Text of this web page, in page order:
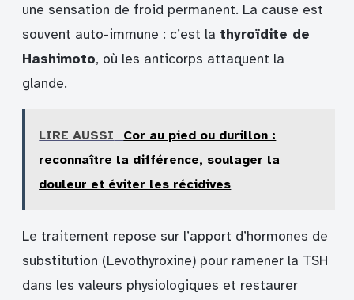
une sensation de froid permanent. La cause est
souvent auto-immune : c’est la thyroïdite de
Hashimoto, où les anticorps attaquent la
glande.
LIRE AUSSI
Cor au pied ou durillon :
reconnaître la différence, soulager la
douleur et éviter les récidives
Le traitement repose sur l’apport d’hormones de
substitution (Levothyroxine) pour ramener la TSH
dans les valeurs physiologiques et restaurer